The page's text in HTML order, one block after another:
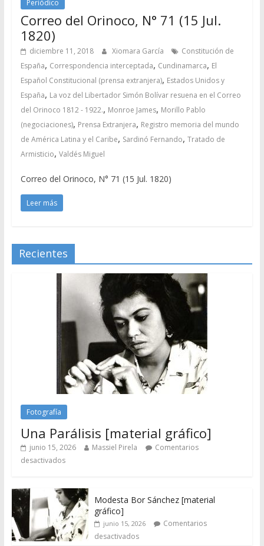
Periódico
Correo del Orinoco, N° 71 (15 Jul.
1820)
diciembre 11, 2018 Xiomara García
Constitución de
España, Correspondencia interceptada, Cundinamarca, El
Español Constitucional (prensa extranjera), Estados Unidos y
España, La voz del Libertador Simón Bolívar resuena en el Correo
del Orinoco 1812 - 1922., Monroe James, Morillo Pablo
(negociaciones), Prensa Extranjera, Registro memoria del mundo
de América Latina y el Caribe, Sardinó Fernando, Tratado de
Armisticio, Valdés Miguel
Correo del Orinoco, N° 71 (15 Jul. 1820)
Leer más
Recientes
Fotografía
Una Parálisis [material gráfico]
junio 15, 2026 Massiel Pirela
Comentarios
desactivados
Modesta Bor Sánchez [material
gráfico]
junio 15, 2026
Comentarios
desactivados